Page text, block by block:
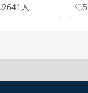
2641人